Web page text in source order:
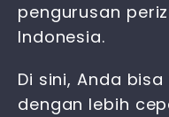
pengurusan
Indonesia.
Di sini, Anda
dengan lebih